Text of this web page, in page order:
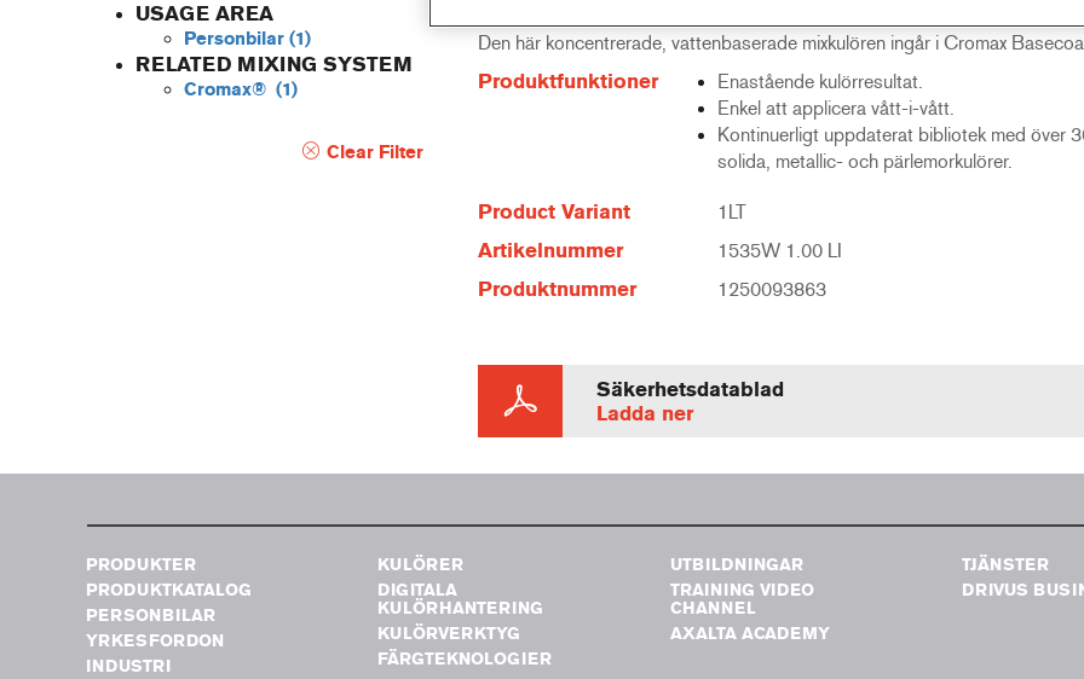
USAGE AREA
Personbilar (1)
RELATED MIXING SYSTEM
Cromax® (1)
Clear Filter
Den här koncentrerade, vattenbaserade mixkulören ingår i Cromax
Produktfunktioner
Enastående kulörresultat.
Enkel att applicera vått-i-vått.
Kontinuerligt uppdaterat bibliotek med över
solida, metallic- och pärlemorkulörer.
Product Variant 1LT
Artikelnummer 1535W 1.00 LI
Produktnummer 1250093863
Säkerhetsdatablad
Ladda ner
PRODUKTER
PRODUKTKATALOG
PERSONBILAR
YRKESFORDON
INDUSTRI
KULÖRER
DIGITALA
KULÖRHANTERING
KULÖRVERKTYG
FÄRGTEKNOLOGIER
UTBILDNINGAR
TRAINING VIDEO
CHANNEL
AXALTA ACADEMY
TJÄNSTER
DRIVUS